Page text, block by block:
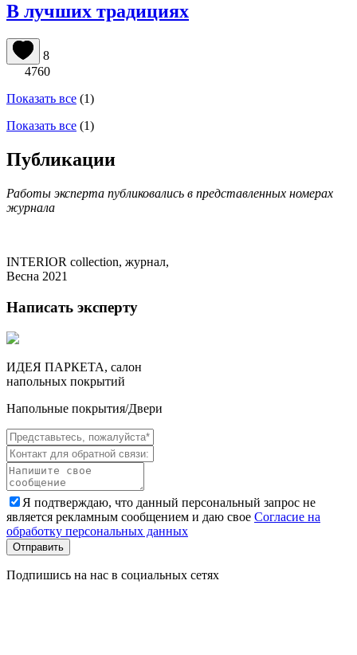
В лучших традициях
8
4760
Показать все (1)
Показать все (1)
Публикации
Работы эксперта публиковались в представленных номерах
журнала
INTERIOR collection, журнал,
Весна 2021
Написать эксперту
ИДЕЯ ПАРКЕТА, салон
напольных покрытий
Напольные покрытия/Двери
Я подтверждаю, что данный персональный запрос не
является рекламным сообщением и даю свое Согласие на
обработку персональных данных
Отправить
Подпишись на нас в социальных сетях